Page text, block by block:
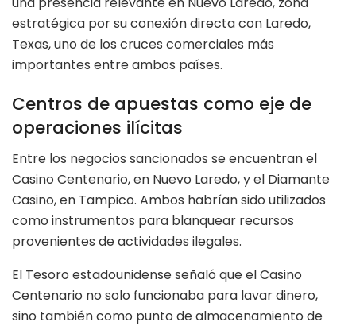
estratégica por su conexión directa con Laredo,
Texas, uno de los cruces comerciales más
importantes entre ambos países.
Centros de apuestas como eje de
operaciones ilícitas
Entre los negocios sancionados se encuentran el
Casino Centenario, en Nuevo Laredo, y el Diamante
Casino, en Tampico. Ambos habrían sido utilizados
como instrumentos para blanquear recursos
provenientes de actividades ilegales.
El Tesoro estadounidense señaló que el Casino
Centenario no solo funcionaba para lavar dinero,
sino también como punto de almacenamiento de